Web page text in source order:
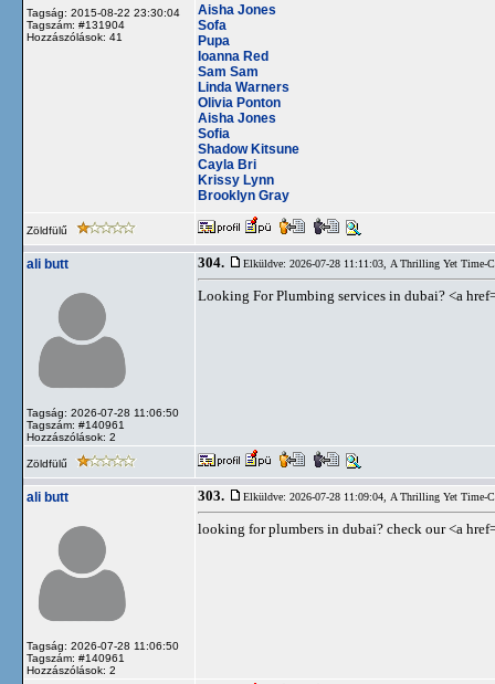
Tagság: 2015-08-22 23:30:04
Tagszám: #131904
Hozzászólások: 41
Aisha Jones
Sofa
Pupa
Ioanna Red
Sam Sam
Linda Warners
Olivia Ponton
Aisha Jones
Sofia
Shadow Kitsune
Cayla Bri
Krissy Lynn
Brooklyn Gray
Zöldfülű
ali butt
Tagság: 2026-07-28 11:06:50
Tagszám: #140961
Hozzászólások: 2
304. Elküldve: 2026-07-28 11:11:03, A Thrilling Yet Time-
Looking For Plumbing services in dubai? <a
Zöldfülű
ali butt
Tagság: 2026-07-28 11:06:50
Tagszám: #140961
Hozzászólások: 2
303. Elküldve: 2026-07-28 11:09:04, A Thrilling Yet Time-
looking for plumbers in dubai? check our <a